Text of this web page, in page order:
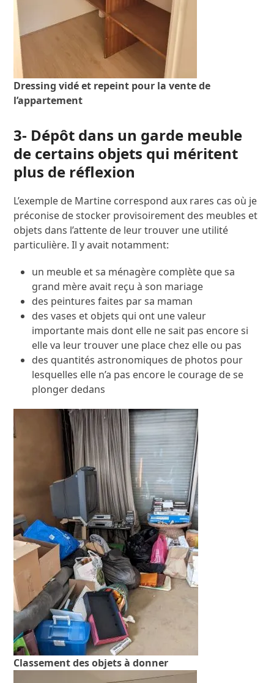
Dressing vidé et repeint pour la vente de
l’appartement
3- Dépôt dans un garde meuble
de certains objets qui méritent
plus de réflexion
L’exemple de Martine correspond aux rares cas où je
préconise de stocker provisoirement des meubles et
objets dans l’attente de leur trouver une utilité
particulière. Il y avait notamment:
un meuble et sa ménagère complète que sa
grand mère avait reçu à son mariage
des peintures faites par sa maman
des vases et objets qui ont une valeur
importante mais dont elle ne sait pas encore si
elle va leur trouver une place chez elle ou pas
des quantités astronomiques de photos pour
lesquelles elle n’a pas encore le courage de se
plonger dedans
Classement des objets à donner